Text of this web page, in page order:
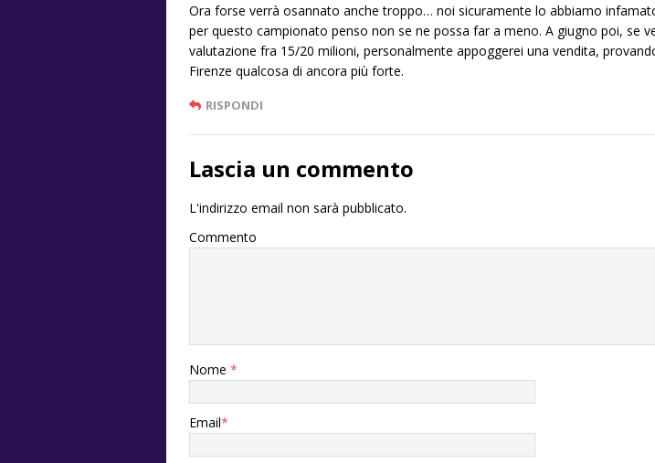
Ora forse verrà osannato anche troppo… noi sicuramente lo abbiamo
per questo campionato penso non se ne possa far a meno. A giugno poi, se
valutazione fra 15/20 milioni, personalmente appoggerei una vendita,
Firenze qualcosa di ancora più forte.
RISPONDI
Lascia un commento
L'indirizzo email non sarà pubblicato.
Commento
Nome *
Email*